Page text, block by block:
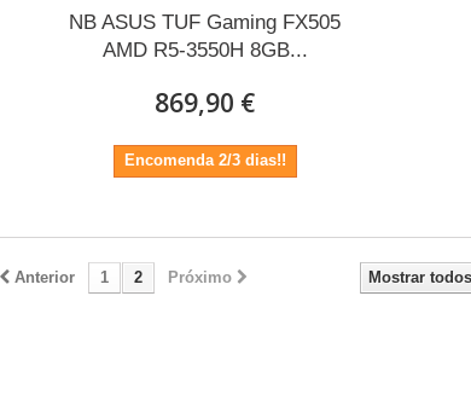
NB ASUS TUF Gaming FX505
AMD R5-3550H 8GB...
869,90 €
Encomenda 2/3 dias!!
Mostrar todos
Anterior 1 2 Próximo